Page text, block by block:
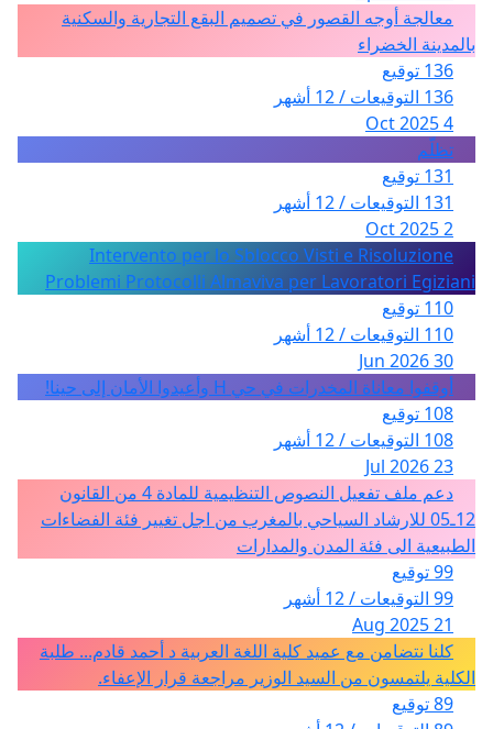
معالجة أوجه القصور في تصميم البقع التجارية والسكنية
بالمدينة الخضراء
136 توقيع
136 التوقيعات / 12 أشهر
4 Oct 2025
تظلّم
131 توقيع
131 التوقيعات / 12 أشهر
2 Oct 2025
Intervento per lo Sblocco Visti e Risoluzione
Problemi Protocolli Almaviva per Lavoratori Egiziani
110 توقيع
110 التوقيعات / 12 أشهر
30 Jun 2026
أوقفوا معاناة المخدرات في حي H وأعيدوا الأمان إلى حينا!
108 توقيع
108 التوقيعات / 12 أشهر
23 Jul 2026
دعم ملف تفعيل النصوص التنظيمية للمادة 4 من القانون
12ـ05 للارشاد السياحي بالمغرب من اجل تغيير فئة الفضاءات
الطبيعية الى فئة المدن والمدارات
99 توقيع
99 التوقيعات / 12 أشهر
21 Aug 2025
كلنا نتضامن مع عميد كلية اللغة العربية د أحمد قادم... طلبة
الكلية يلتمسون من السيد الوزير مراجعة قرار الإعفاء.
89 توقيع